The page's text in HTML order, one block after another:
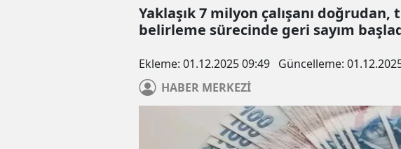
Yaklaşık 7 milyon çalışanı
belirleme sürecinde geri sayım
Ekleme: 01.12.2025 09:49 Güncelleme:
HABER MERKEZİ